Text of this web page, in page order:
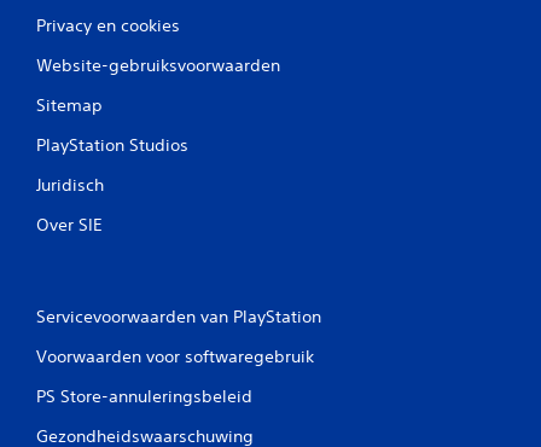
Privacy en cookies
Website-gebruiksvoorwaarden
Sitemap
PlayStation Studios
Juridisch
Over SIE
Servicevoorwaarden van PlayStation
Voorwaarden voor softwaregebruik
PS Store-annuleringsbeleid
Gezondheidswaarschuwing